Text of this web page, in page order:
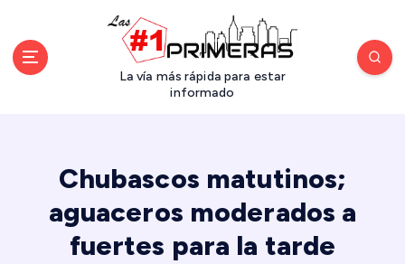
La vía más rápida para estar
informado
Chubascos matutinos;
aguaceros moderados a
fuertes para la tarde